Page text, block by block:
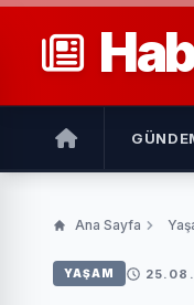
Ana Sayfa
YAŞAM